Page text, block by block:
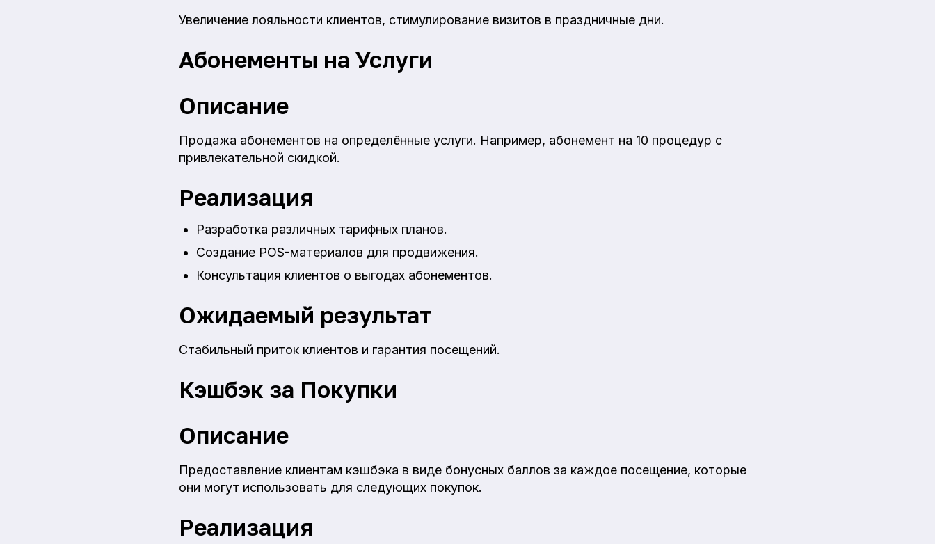
Увеличение лояльности клиентов, стимулирование визитов в праздничные дни.
Абонементы на Услуги
Описание
Продажа абонементов на определённые услуги. Например, абонемент на 10 процедур с
привлекательной скидкой.
Реализация
Разработка различных тарифных планов.
Создание POS-материалов для продвижения.
Консультация клиентов о выгодах абонементов.
Ожидаемый результат
Стабильный приток клиентов и гарантия посещений.
Кэшбэк за Покупки
Описание
Предоставление клиентам кэшбэка в виде бонусных баллов за каждое посещение, которые
они могут использовать для следующих покупок.
Реализация